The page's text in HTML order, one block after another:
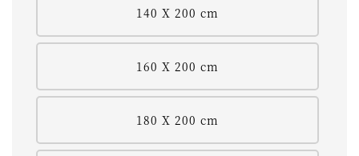
140 X 200 cm
160 X 200 cm
180 X 200 cm